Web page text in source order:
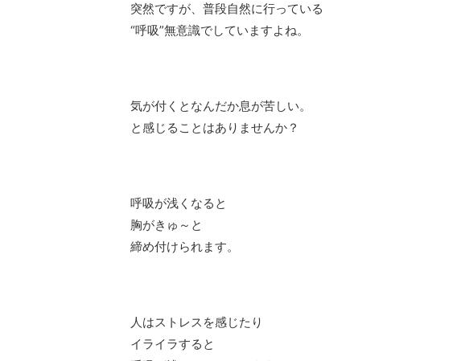
突然ですが、普段自然に行っている
“呼吸”無意識でしていますよね。
気が付くとなんだか息が苦しい。
と感じることはありませんか？
呼吸が浅くなると
胸がきゅ～と
締め付けられます。
人はストレスを感じたり
イライラすると